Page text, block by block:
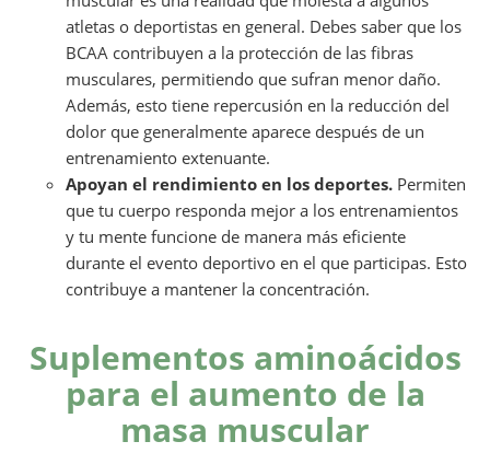
atletas o deportistas en general. Debes saber que los
BCAA contribuyen a la protección de las fibras
musculares, permitiendo que sufran menor daño.
Además, esto tiene repercusión en la reducción del
dolor que generalmente aparece después de un
entrenamiento extenuante.
Apoyan el rendimiento en los deportes. Permiten
que tu cuerpo responda mejor a los entrenamientos
y tu mente funcione de manera más eficiente
durante el evento deportivo en el que participas. Esto
contribuye a mantener la concentración.
Suplementos aminoácidos
para el aumento de la
masa muscular